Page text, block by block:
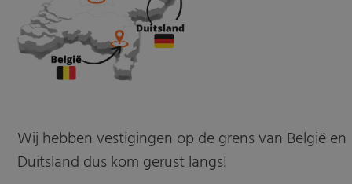
Wij hebben vestigingen op de grens van België en
Duitsland dus kom gerust langs!